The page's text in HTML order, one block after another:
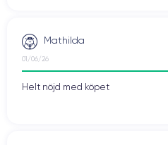
Mathilda
01/06/26
Helt nöjd med köpet